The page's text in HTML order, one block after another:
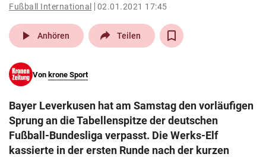
pin_drop
Wien arrow_right
search
eingeben
Fußball International 02.01.2021 17:45
play_arrow Anhören Teilen
Von krone Sport
Bayer Leverkusen hat am Samstag den vorläufigen
Sprung an die Tabellenspitze der deutschen
Fußball-Bundesliga verpasst. Die Werks-Elf
kassierte in der ersten Runde nach der kurzen